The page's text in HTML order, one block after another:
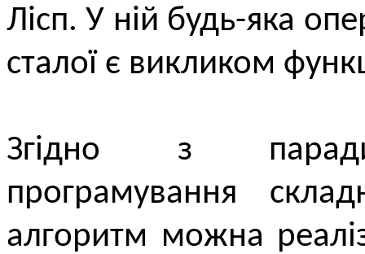
Лісп. У ній будь-яка
сталої є викликом
Згідно з
програмування
алгоритм можна